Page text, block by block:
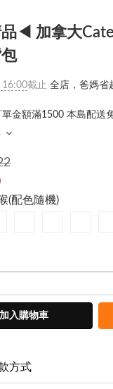
◀ 加拿大
截止 全店，爸媽省
金額滿1500 本島配送
(配色隨機)
加入購物車
方式